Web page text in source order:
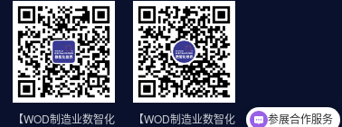
【WOD制造业数智化 【WOD制造业数智化 线上小程序查询